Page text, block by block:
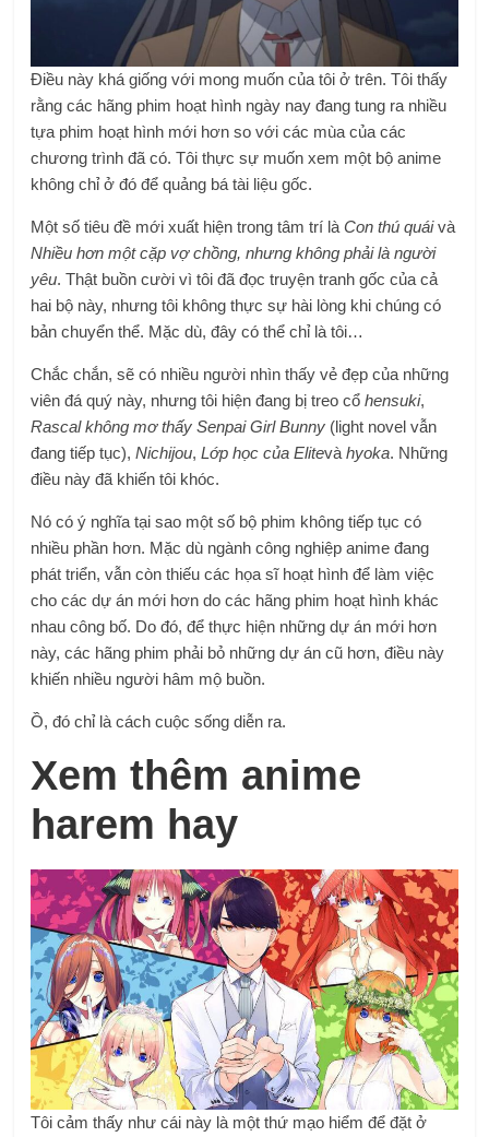
Điều này khá giống với mong muốn của tôi ở trên. Tôi thấy
rằng các hãng phim hoạt hình ngày nay đang tung ra nhiều
tựa phim hoạt hình mới hơn so với các mùa của các
chương trình đã có. Tôi thực sự muốn xem một bộ anime
không chỉ ở đó để quảng bá tài liệu gốc.
Một số tiêu đề mới xuất hiện trong tâm trí làCon thú quáivà
Nhiều hơn một cặp vợ chồng, nhưng không phải là người
yêu. Thật buồn cười vì tôi đã đọc truyện tranh gốc của cả
hai bộ này, nhưng tôi không thực sự hài lòng khi chúng có
bản chuyển thể. Mặc dù, đây có thể chỉ là tôi…
Chắc chắn, sẽ có nhiều người nhìn thấy vẻ đẹp của những
viên đá quý này, nhưng tôi hiện đang bị treo cổhensuki,
Rascal không mơ thấy Senpai Girl Bunny (light novel vẫn
đang tiếp tục),Nichijou,Lớp học của Elitevàhyoka. Những
điều này đã khiến tôi khóc.
Nó có ý nghĩa tại sao một số bộ phim không tiếp tục có
nhiều phần hơn. Mặc dù ngành công nghiệp anime đang
phát triển, vẫn còn thiếu các họa sĩ hoạt hình để làm việc
cho các dự án mới hơn do các hãng phim hoạt hình khác
nhau công bố. Do đó, để thực hiện những dự án mới hơn
này, các hãng phim phải bỏ những dự án cũ hơn, điều này
khiến nhiều người hâm mộ buồn.
Ồ, đó chỉ là cách cuộc sống diễn ra.
Xem thêm anime
harem hay
Tôi cảm thấy như cái này là một thứ mạo hiểm để đặt ở